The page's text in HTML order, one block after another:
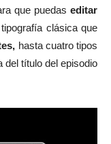
que puedaseditar
clásica que
hasta cuatro tipos
del título del episodio